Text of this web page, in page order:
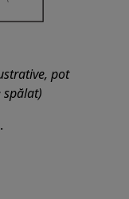
pot
spălat)